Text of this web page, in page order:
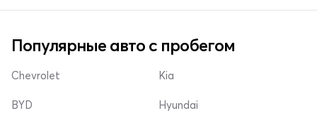
Популярные авто с пробегом
Chevrolet
BYD
Kia
Hyundai